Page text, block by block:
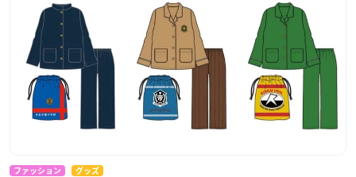
ファッション グッズ